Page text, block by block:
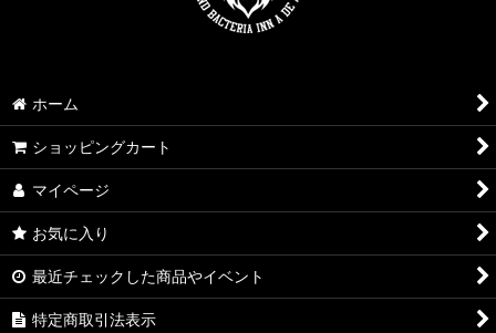
ホーム
ショッピングカート
マイページ
お気に入り
最近チェックした商品やイベント
特定商取引法表示